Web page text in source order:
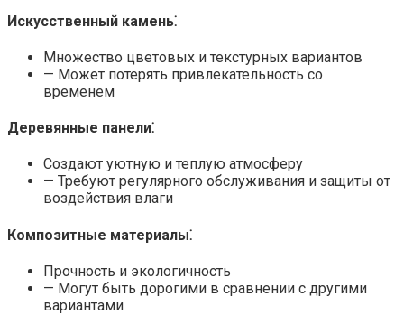
Искусственный камень⁚
Множество цветовых и текстурных вариантов
— Может потерять привлекательность со
временем
Деревянные панели⁚
Создают уютную и теплую атмосферу
— Требуют регулярного обслуживания и защиты от
воздействия влаги
Композитные материалы⁚
Прочность и экологичность
— Могут быть дорогими в сравнении с другими
вариантами